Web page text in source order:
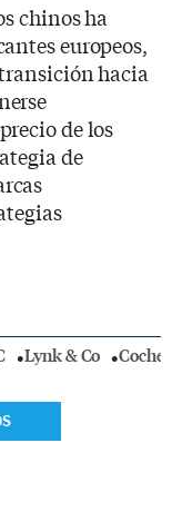
chinos ha
europeos,
hacia
de los
de
Lynk & Co